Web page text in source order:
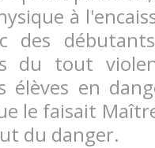
à
des
du tout
élèves en
le faisait
du danger.